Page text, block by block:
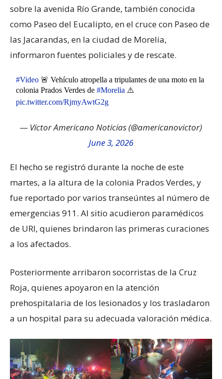
sobre la avenida Río Grande, también conocida
como Paseo del Eucalipto, en el cruce con Paseo de
las Jacarandas, en la ciudad de Morelia,
informaron fuentes policiales y de rescate.
#Video 🚨 Vehículo atropella a tripulantes de una moto en la
colonia Prados Verdes de#Morelia ⚠️
pic.twitter.com/RjmyAwtG2g
— Víctor Americano Noticias (@americanovictor)
June 3, 2026
El hecho se registró durante la noche de este
martes, a la altura de la colonia Prados Verdes, y
fue reportado por varios transeúntes al número de
emergencias 911. Al sitio acudieron paramédicos
de URI, quienes brindaron las primeras curaciones
a los afectados.
Posteriormente arribaron socorristas de la Cruz
Roja, quienes apoyaron en la atención
prehospitalaria de los lesionados y los trasladaron
a un hospital para su adecuada valoración médica.